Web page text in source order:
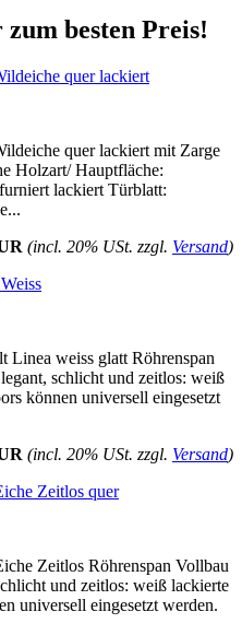
besten Preis!
quer lackiert
quer lackiert mit Zarge
Holzart/ Hauptfläche:
lackiert Türblatt:
(incl. 20% USt. zzgl. Versand)
Linea weiss glatt Röhrenspan
schlicht und zeitlos: weiß
können universell eingesetzt
(incl. 20% USt. zzgl. Versand)
Zeitlos quer
Zeitlos Röhrenspan Vollbau
und zeitlos: weiß lackierte
universell eingesetzt werden.